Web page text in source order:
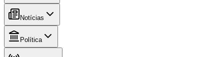
Notícias
Política